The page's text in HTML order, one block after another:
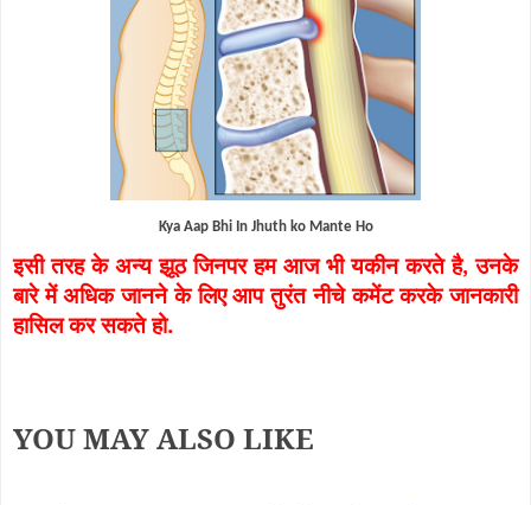
Kya Aap Bhi In Jhuth ko Mante Ho
इसी तरह के अन्य झूठ जिनपर हम आज भी यकीन करते है,उनके
बारे में अधिक जानने के लिए आप तुरंत नीचे कमेंट करके जानकारी
हासिल कर सकते हो.
YOU MAY ALSO LIKE